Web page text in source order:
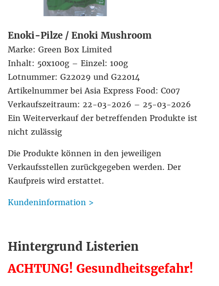
Enoki-Pilze / Enoki Mushroom
Marke: Green Box Limited
Inhalt: 50x100g – Einzel: 100g
Lotnummer: G22029 und G22014
Artikelnummer bei Asia Express Food: C007
Verkaufszeitraum: 22-03-2026 – 25-03-2026
Ein Weiterverkauf der betreffenden Produkte ist
nicht zulässig
Die Produkte können in den jeweiligen
Verkaufsstellen zurückgegeben werden. Der
Kaufpreis wird erstattet.
Kundeninformation >
Hintergrund Listerien
ACHTUNG! Gesundheitsgefahr!